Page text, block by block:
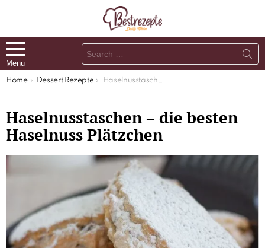
Menu
Search
for:
You are here:
Home Dessert Rezepte Haselnusstaschen – die besten Haselnuss Plätzchen
Haselnusstaschen – die besten
Haselnuss Plätzchen